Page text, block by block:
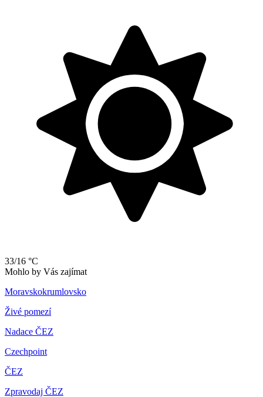
33/16 °C
Mohlo by Vás zajímat
Moravskokrumlovsko
Živé pomezí
Nadace ČEZ
Czechpoint
ČEZ
Zpravodaj ČEZ